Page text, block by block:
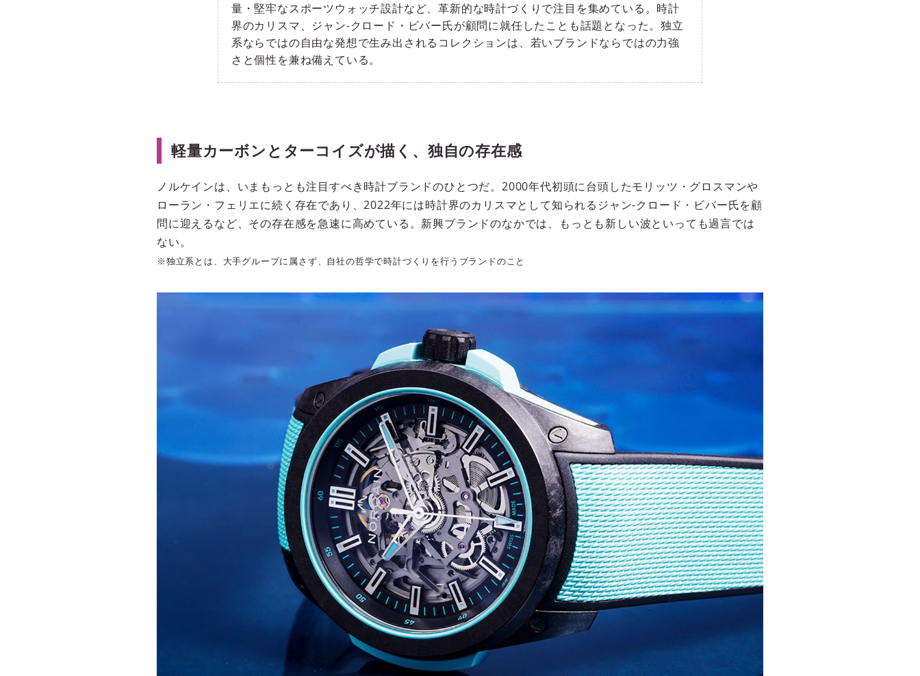
量・堅牢なスポーツウォッチ設計など、革新的な時計づくりで注目を集めている。時計
界のカリスマ、ジャン-クロード・ビバー氏が顧問に就任したことも話題となった。独立
系ならではの自由な発想で生み出されるコレクションは、若いブランドならではの力強
さと個性を兼ね備えている。
軽量カーボンとターコイズが描く、独自の存在感
ノルケインは、いまもっとも注目すべき時計ブランドのひとつだ。2000年代初頭に台頭したモリッツ・グロスマンや
ローラン・フェリエに続く存在であり、2022年には時計界のカリスマとして知られるジャン-クロード・ビバー氏を顧
問に迎えるなど、その存在感を急速に高めている。新興ブランドのなかでは、もっとも新しい波といっても過言では
ない。
※独立系とは、大手グループに属さず、自社の哲学で時計づくりを行うブランドのこと